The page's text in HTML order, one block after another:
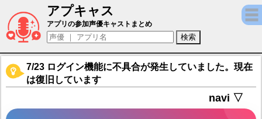
アプキャス
前田利家（声優：和倉やよい)【戦国少女～
アプリの参加声優キャストまとめ
7/23 ログイン機能に不具合が発生していました。現在
は復旧しています
navi ▽